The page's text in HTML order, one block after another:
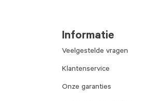
Informatie
Veelgestelde vragen
Klantenservice
Onze garanties